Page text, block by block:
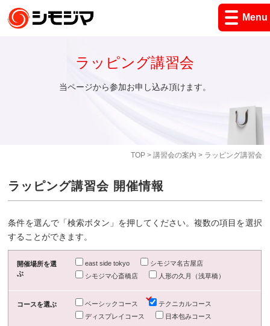
Menu
TOP> 講習会の案内 > ラッピング講習会
ラッピング講習会
当ページから参加お申し込み頂けます。
ラッピング講習会 開催情報
条件を選んで「検索ボタン」を押してください。複数の項目を選択
することができます。
開催場所を選
ぶ
east side tokyo
シモジマ名古屋店
シモジマ心斎橋店
人形の久月（浅草橋）
コースを選ぶ ベーシックコース
テクニカルコース
ディスプレイコース
日本包みコース